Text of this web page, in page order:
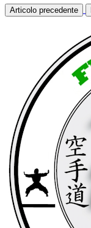
Articolo precedente